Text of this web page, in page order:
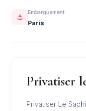
⚓ Embarquement
Paris
Privatiser
Privatiser Le